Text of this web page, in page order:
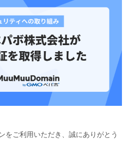
をご利用いただき、誠にありがとう